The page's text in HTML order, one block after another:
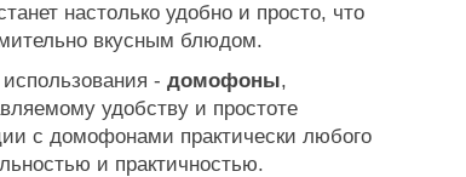
настолько удобно и просто, что
вкусным блюдом.
-домофоны,
удобству и простоте
с домофонами практически любого
и практичностью.